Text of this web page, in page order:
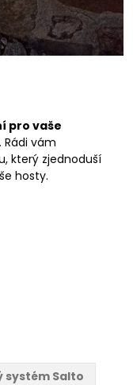
pro vaše
vám
který zjednoduší
hosty.
systém Salto